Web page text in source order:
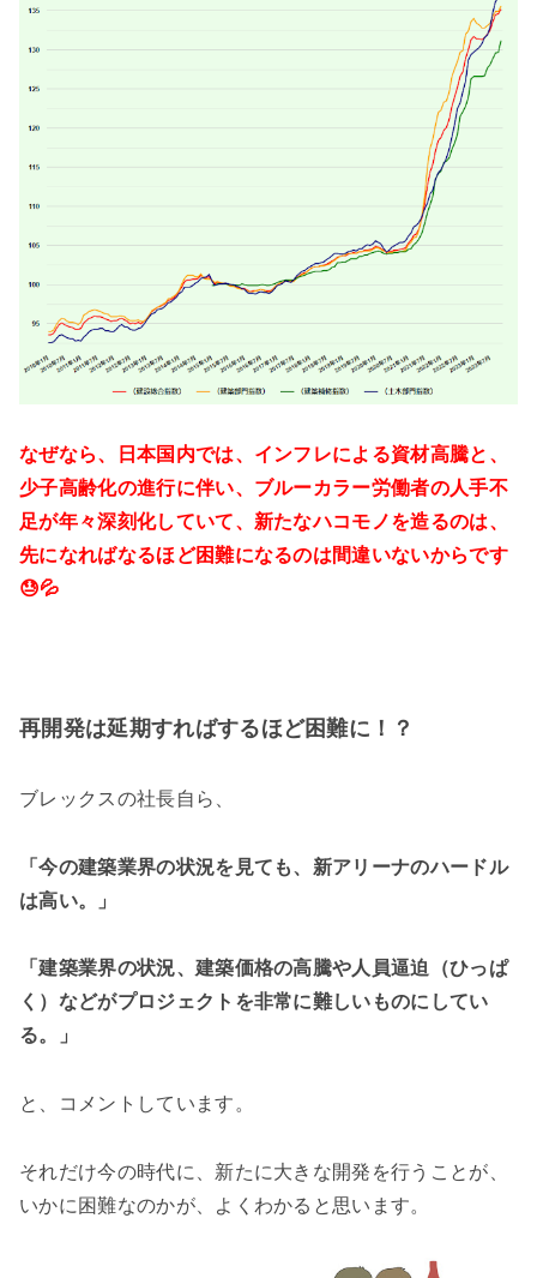
なぜなら、日本国内では、インフレによる資材高騰と、
少子高齢化の進行に伴い、ブルーカラー労働者の人手不
足が年々深刻化していて、新たなハコモノを造るのは、
先になればなるほど困難になるのは間違いないからです
😓💦
再開発は延期すればするほど困難に！？
ブレックスの社長自ら、
「今の建築業界の状況を見ても、新アリーナのハードル
は高い。」
「建築業界の状況、建築価格の高騰や人員逼迫（ひっぱ
く）などがプロジェクトを非常に難しいものにしてい
る。」
と、コメントしています。
それだけ今の時代に、新たに大きな開発を行うことが、
いかに困難なのかが、よくわかると思います。